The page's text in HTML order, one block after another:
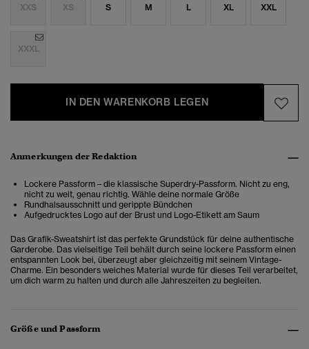
XXS XS S M L XL XXL
XXXL
IN DEN WARENKORB LEGEN
Anmerkungen der Redaktion
Lockere Passform – die klassische Superdry-Passform. Nicht zu eng,
nicht zu weit, genau richtig. Wähle deine normale Größe
Rundhalsausschnitt und gerippte Bündchen
Aufgedrucktes Logo auf der Brust und Logo-Etikett am Saum
Das Grafik-Sweatshirt ist das perfekte Grundstück für deine authentische
Garderobe. Das vielseitige Teil behält durch seine lockere Passform einen
entspannten Look bei, überzeugt aber gleichzeitig mit seinem Vintage-
Charme. Ein besonders weiches Material wurde für dieses Teil verarbeitet,
um dich warm zu halten und durch alle Jahreszeiten zu begleiten.
Größe und Passform